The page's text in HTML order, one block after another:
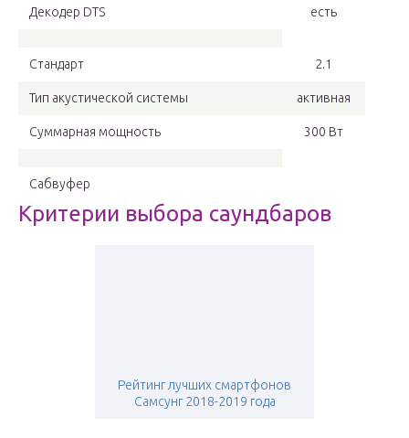
Декодер DTS есть
Стандарт 2.1
Тип акустической системы активная
Суммарная мощность 300 Вт
Сабвуфер
Критерии выбора саундбаров
Рейтинг лучших смартфонов
Самсунг 2018-2019 года